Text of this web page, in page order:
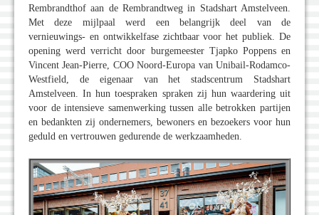
Rembrandthof aan de Rembrandtweg in Stadshart Amstelveen.
Met deze mijlpaal werd een belangrijk deel van de
vernieuwings- en ontwikkelfase zichtbaar voor het publiek. De
opening werd verricht door burgemeester Tjapko Poppens en
Vincent Jean-Pierre, COO Noord-Europa van Unibail-Rodamco-
Westfield, de eigenaar van het stadscentrum Stadshart
Amstelveen. In hun toespraken spraken zij hun waardering uit
voor de intensieve samenwerking tussen alle betrokken partijen
en bedankten zij ondernemers, bewoners en bezoekers voor hun
geduld en vertrouwen gedurende de werkzaamheden.